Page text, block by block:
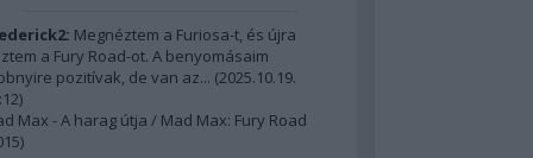
Megnéztem a Furiosa-t, és újra
a Fury Road-ot. A benyomásaim
pozitívak, de van az... (2025.10.19.
)
Max - A harag útja / Mad Max: Fury Road